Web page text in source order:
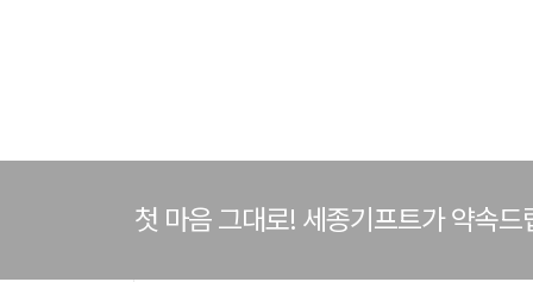
첫 마음 그대로! 세종기프트가 약속드